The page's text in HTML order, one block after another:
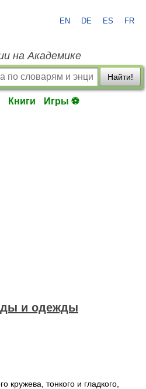
EN DE ES FR
на Академике
Найти!
Книги Игры ⚽
и одежды
кружева, тонкого и гладкого,